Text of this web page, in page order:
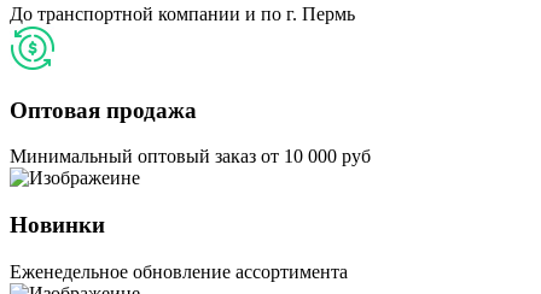
До транспортной компании и по г. Пермь
Оптовая продажа
Минимальный оптовый заказ от 10 000 руб
Новинки
Еженедельное обновление ассортимента